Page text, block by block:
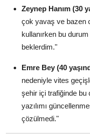
Zeynep Hanım (30
çok yavaş ve bazen
kullanırken bu
beklerdim."
Emre Bey (40
nedeniyle vites
şehir içi trafiğinde bu
yazılımı
çözülmedi."